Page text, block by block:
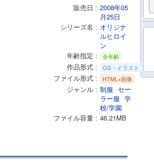
販売日
2008年05
月25日
シリーズ名
オリジナ
ルヒロイ
ン
年齢指定
全年齢
作品形式 CG・イラスト
ファイル形式 HTML+画像
ジャンル 制服 セー
ラー服 学
校/学園
ファイル容量
46.21MB